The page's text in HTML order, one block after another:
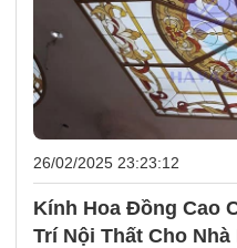
26/02/2025 23:23:12
Kính Hoa Đồng Cao
Trí Nội Thất Cho